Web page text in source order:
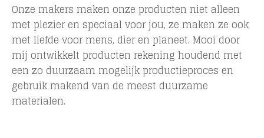
Onze makers maken onze producten niet alleen
met plezier en speciaal voor jou, ze maken ze ook
met liefde voor mens, dier en planeet. Mooi door
mij ontwikkelt producten rekening houdend met
een zo duurzaam mogelijk productieproces en
gebruik makend van de meest duurzame
materialen.